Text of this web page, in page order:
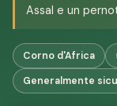
Assal e un
Corno d'Africa
Generalmente